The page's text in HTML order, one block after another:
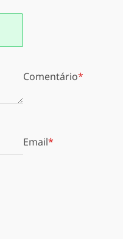
Comentário
Email